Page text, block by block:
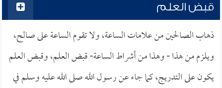
قبض العلم
ذهاب الصالحين من علامات الساعة، ولا تقوم الساعة على صالح،
ويلزم من هذا - وهذا من أشراط الساعة- قبض العلم، وقبض العلم
يكون على التدريج، كما جاء عن رسول الله صلى الله عليه وسلم في